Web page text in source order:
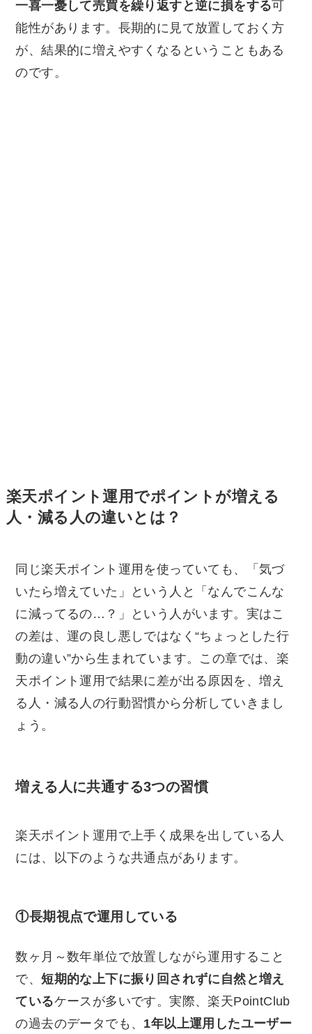
一喜一憂して売買を繰り返すと逆に損をする可
能性があります。長期的に見て放置しておく方
が、結果的に増えやすくなるということもある
のです。
楽天ポイント運用でポイントが増える
人・減る人の違いとは？
同じ楽天ポイント運用を使っていても、「気づ
いたら増えていた」という人と「なんでこんな
に減ってるの…？」という人がいます。実はこ
の差は、運の良し悪しではなく“ちょっとした行
動の違い”から生まれています。この章では、楽
天ポイント運用で結果に差が出る原因を、増え
る人・減る人の行動習慣から分析していきまし
ょう。
増える人に共通する3つの習慣
楽天ポイント運用で上手く成果を出している人
には、以下のような共通点があります。
①長期視点で運用している
数ヶ月～数年単位で放置しながら運用すること
で、短期的な上下に振り回されずに自然と増え
ているケースが多いです。実際、楽天PointClub
の過去のデータでも、 1年以上運用したユーザー